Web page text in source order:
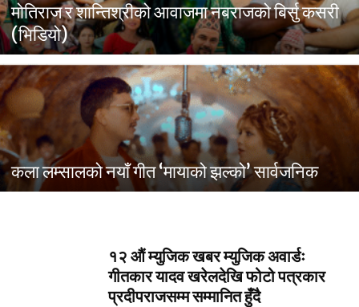
मोतिराज र शान्तिश्रीको आवाजमा नबराजको बिर्सु कसरी
(भिडियो)
कला लम्सालको नयाँ गीत ‘मायाको झल्को’ सार्वजनिक
१२ औं म्युजिक खबर म्युजिक अवार्डः
गीतकार यादव खरेलदेखि फोटो पत्रकार
प्रदीपराजसम्म सम्मानित हुँदै